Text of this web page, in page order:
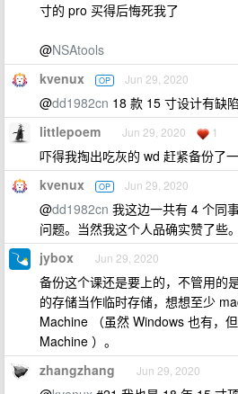
寸的 pro 买得后悔死我了
@NSAtools
kvenux OP Jun 29, 2020
@dd1982cn 18 款 15 寸设计有缺
littlepoem Jun 29, 2020 1
吓得我掏出吃灰的 wd 赶紧备份了
kvenux OP Jun 29, 2020
@dd1982cn 我这边一共有 4 个同
问题。当然我这个人品确实赞了些。
jybox Jun 29, 2020
备份这个课还是要上的，不管用的
的存储当作临时存储，想想至少
Machine （虽然 Windows 也有，
Machine ）。
zhangzhang Jun 29, 2020